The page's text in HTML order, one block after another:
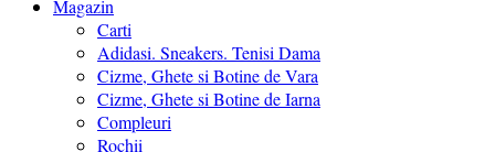
Magazin
Carti
Adidasi. Sneakers. Tenisi Dama
Cizme, Ghete si Botine de Vara
Cizme, Ghete si Botine de Iarna
Compleuri
Rochii